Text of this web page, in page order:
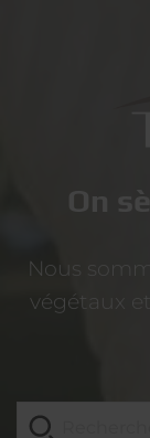
On
Nous
végétaux